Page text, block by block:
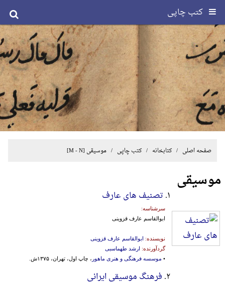
کتب چاپی
صفحه اصلی / کتابخانه /کتب چاپی /موسیقی[M - N]
موسیقی
۱. تصنیف های عارف
سرشناسه:
ابوالقاسم عارف قزوینی
نویسنده: ابوالقاسم عارف قزوینی
گردآورنده: ارشد طهماسبی
• موسسه فرهنگی و هنری ماهور ، چاپ اول، تهران، ۱۳۷۵ش.
۲. فرهنگ موسیقی ایرانی